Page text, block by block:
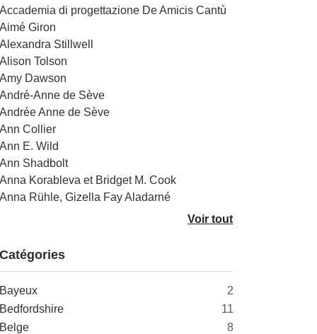
Accademia di progettazione De Amicis Cantù
Aimé Giron
Alexandra Stillwell
Alison Tolson
Amy Dawson
André-Anne de Sève
Andrée Anne de Sève
Ann Collier
Ann E. Wild
Ann Shadbolt
Anna Korableva et Bridget M. Cook
Anna Rühle, Gizella Fay Aladarné
Voir tout
Catégories
Bayeux
2
Bedfordshire
11
Belge
8